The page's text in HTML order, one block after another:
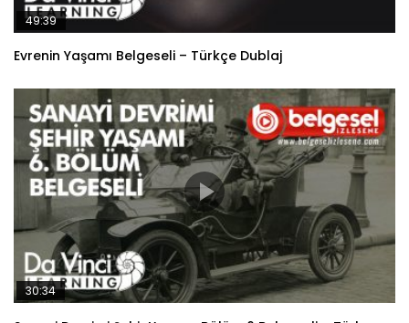
49:39
Evrenin Yaşamı Belgeseli – Türkçe Dublaj
30:34